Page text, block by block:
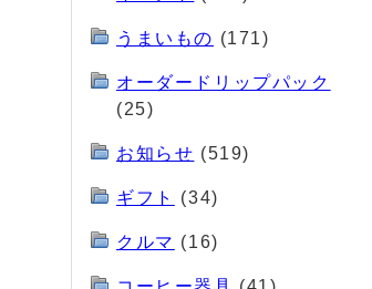
うまいもの (171)
オーダードリップパック
(25)
お知らせ (519)
ギフト (34)
クルマ (16)